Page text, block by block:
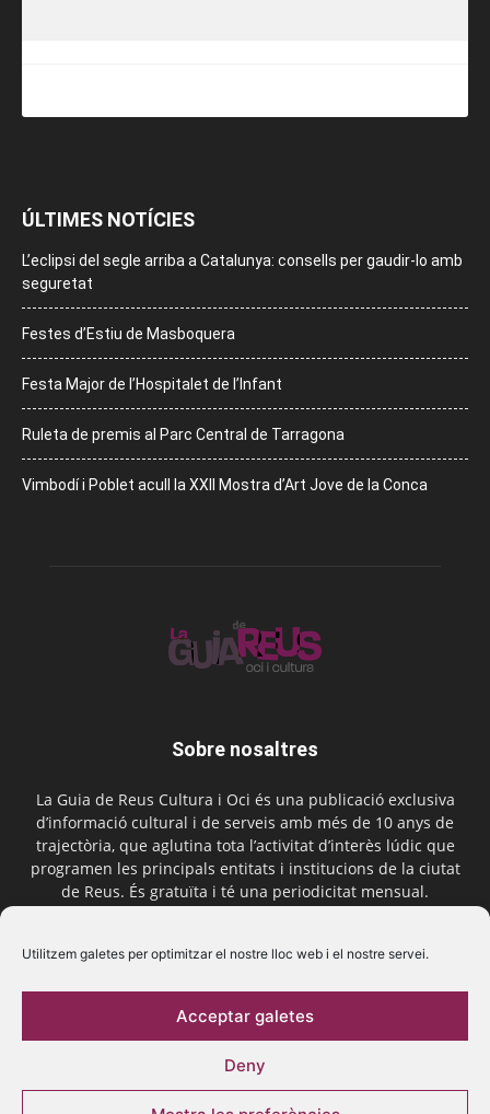
Utilitzem galetes per optimitzar el nostre lloc web i el nostre servei.
Acceptar galetes
Deny
ÚLTIMES NOTÍCIES
L’eclipsi del segle arriba a Catalunya: consells per gaudir-lo amb
seguretat
Festes d’Estiu de Masboquera
Festa Major de l’Hospitalet de l’Infant
Ruleta de premis al Parc Central de Tarragona
Vimbodí i Poblet acull la XXII Mostra d’Art Jove de la Conca
Sobre nosaltres
La Guia de Reus Cultura i Oci és una publicació exclusiva
d’informació cultural i de serveis amb més de 10 anys de
trajectòria, que aglutina tota l’activitat d’interès lúdic que
programen les principals entitats i institucions de la ciutat
de Reus. És gratuïta i té una periodicitat mensual.
Segueix-nos